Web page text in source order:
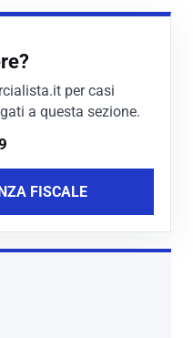
per casi
a questa sezione.
FISCALE